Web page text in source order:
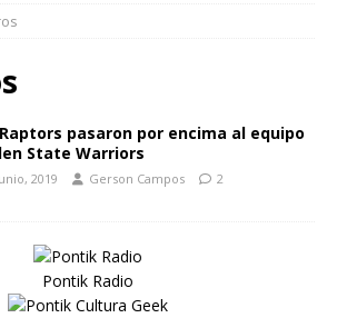
pasaron por encima al equipo
State Warriors
2019 Gerson Campos 2
Pontik Radio